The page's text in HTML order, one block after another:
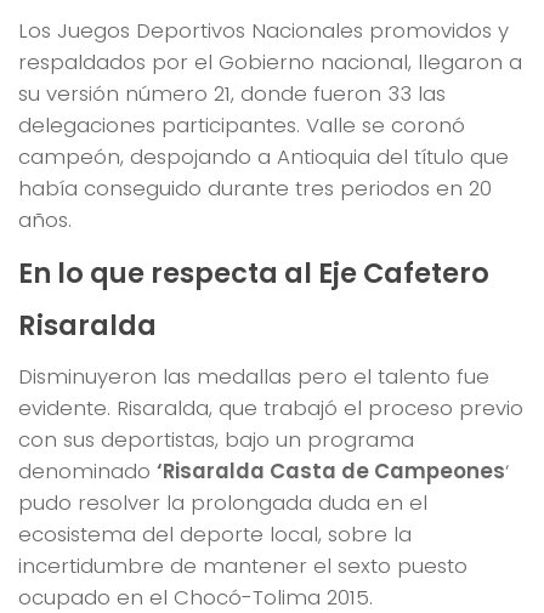
Los Juegos Deportivos Nacionales promovidos y
respaldados por el Gobierno nacional, llegaron a
su versión número 21, donde fueron 33 las
delegaciones participantes. Valle se coronó
campeón, despojando a Antioquia del título que
había conseguido durante tres periodos en 20
años.
En lo que respecta al Eje Cafetero
Risaralda
Disminuyeron las medallas pero el talento fue
evidente. Risaralda, que trabajó el proceso previo
con sus deportistas, bajo un programa
denominado ‘Risaralda Casta de Campeones‘
pudo resolver la prolongada duda en el
ecosistema del deporte local, sobre la
incertidumbre de mantener el sexto puesto
ocupado en el Chocó-Tolima 2015.